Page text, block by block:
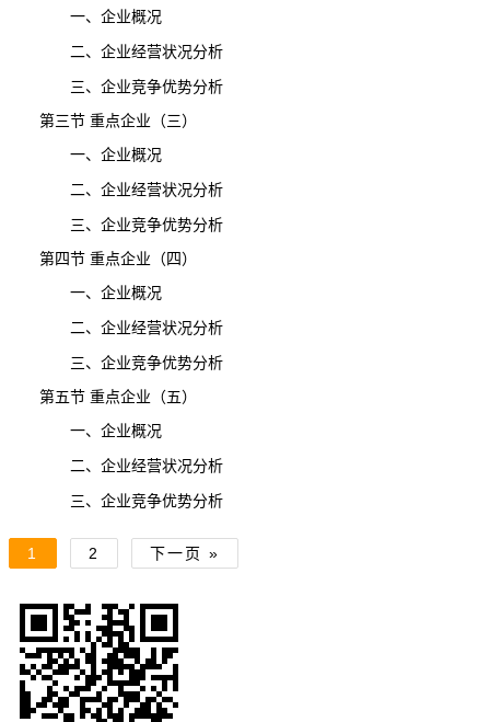
一、企业概况
二、企业经营状况分析
三、企业竞争优势分析
第三节 重点企业（三）
一、企业概况
二、企业经营状况分析
三、企业竞争优势分析
第四节 重点企业（四）
一、企业概况
二、企业经营状况分析
三、企业竞争优势分析
第五节 重点企业（五）
一、企业概况
二、企业经营状况分析
三、企业竞争优势分析
1 2 下一页 »